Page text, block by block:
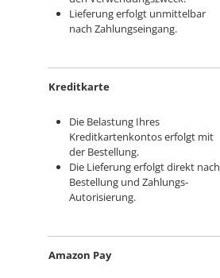
Lieferung erfolgt unmittelbar
nach Zahlungseingang.
Kreditkarte
Die Belastung Ihres
Kreditkartenkontos erfolgt mit
der Bestellung.
Die Lieferung erfolgt direkt nach
Bestellung und Zahlungs-
Autorisierung.
Amazon Pay